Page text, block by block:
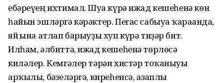
ебәреүең ихтимал. Шуға күрә ижад кешеһенә көн
һайын эшләргә кәрәктер. Пегас сабыуға ҡарағанда,
яй ғына атлап барыуҙы хуп күрә тиҙәр бит.
Илһам, әлбиттә, ижад кешеһенә төрлөсә
киләлер. Кемгәлер тәрән хистәр тоҡаныуы
арҡылы, бәғзеләргә, киреһенсә, ғазаплы